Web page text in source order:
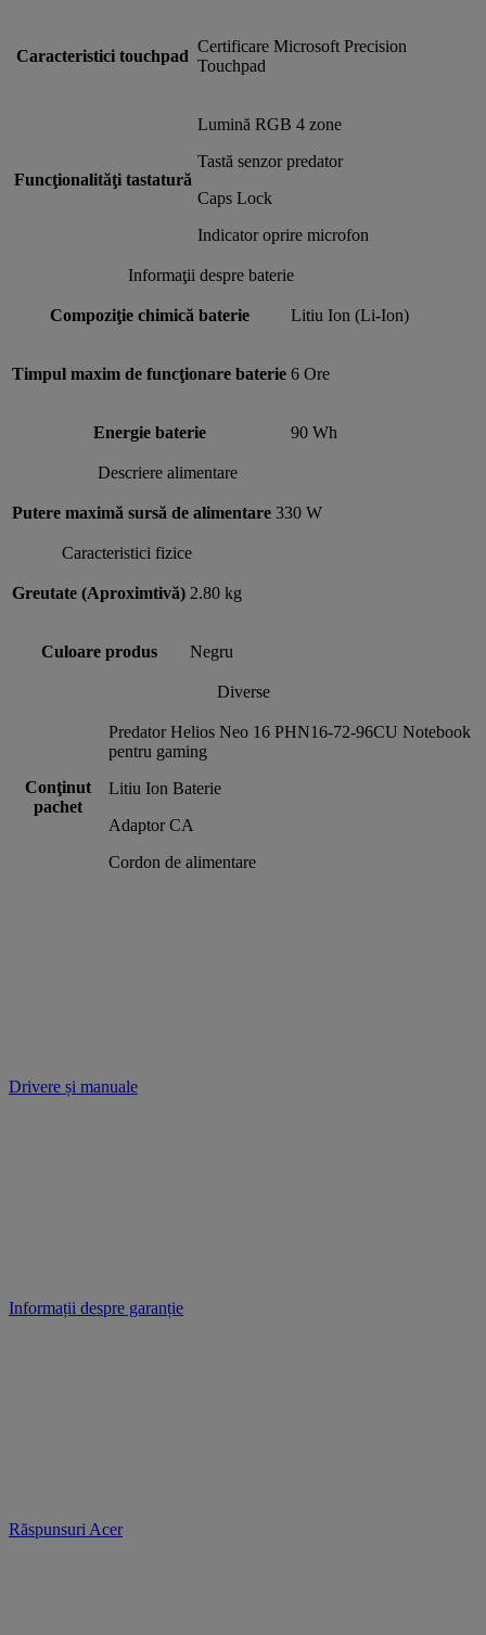
Caracteristici touchpad
Certificare Microsoft Precision
Touchpad
Funcţionalităţi tastatură
Lumină RGB 4 zone
Tastă senzor predator
Caps Lock
Indicator oprire microfon
Informaţii despre baterie
Compoziţie chimică baterie Litiu Ion (Li-Ion)
Timpul maxim de funcţionare baterie 6 Ore
Energie baterie 90 Wh
Descriere alimentare
Putere maximă sursă de alimentare 330 W
Caracteristici fizice
Greutate (Aproximtivă) 2.80 kg
Culoare produs Negru
Diverse
Conţinut
pachet
Predator Helios Neo 16 PHN16-72-96CU Notebook
pentru gaming
Litiu Ion Baterie
Adaptor CA
Cordon de alimentare
Drivere și manuale
Informații despre garanție
Răspunsuri Acer